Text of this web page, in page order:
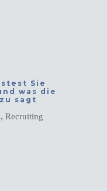
Sie
was die
sagt
, Recruiting